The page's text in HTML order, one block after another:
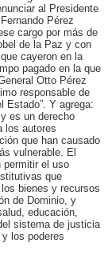
al Presidente
Pérez
cargo por más de
de la Paz y con
cayeron en la
pagado en la que
Otto Pérez
responsable de
Estado”. Y agrega:
es un derecho
los autores
que han causado
vulnerable. El
permitir el uso
que
bienes y recursos
de Dominio, y
educación,
sistema de justicia
los poderes